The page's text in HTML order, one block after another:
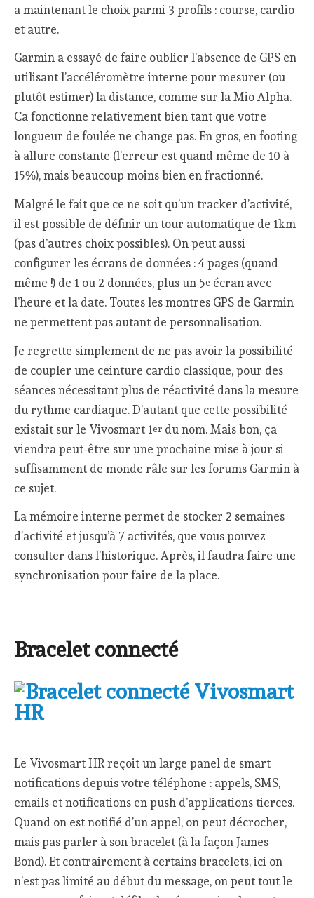
a maintenant le choix parmi 3 profils : course, cardio
et autre.
Garmin a essayé de faire oublier l’absence de GPS en
utilisant l’accéléromètre interne pour mesurer (ou
plutôt estimer) la distance, comme sur la Mio Alpha.
Ca fonctionne relativement bien tant que votre
longueur de foulée ne change pas. En gros, en footing
à allure constante (l’erreur est quand même de 10 à
15%), mais beaucoup moins bien en fractionné.
Malgré le fait que ce ne soit qu’un tracker d’activité,
il est possible de définir un tour automatique de 1km
(pas d’autres choix possibles). On peut aussi
configurer les écrans de données : 4 pages (quand
même !) de 1 ou 2 données, plus un 5e écran avec
l’heure et la date. Toutes les montres GPS de Garmin
ne permettent pas autant de personnalisation.
Je regrette simplement de ne pas avoir la possibilité
de coupler une ceinture cardio classique, pour des
séances nécessitant plus de réactivité dans la mesure
du rythme cardiaque. D’autant que cette possibilité
existait sur le Vivosmart 1er du nom. Mais bon, ça
viendra peut-être sur une prochaine mise à jour si
suffisamment de monde râle sur les forums Garmin à
ce sujet.
La mémoire interne permet de stocker 2 semaines
d’activité et jusqu’à 7 activités, que vous pouvez
consulter dans l’historique. Après, il faudra faire une
synchronisation pour faire de la place.
Bracelet connecté
Le Vivosmart HR reçoit un large panel de smart
notifications depuis votre téléphone : appels, SMS,
emails et notifications en push d’applications tierces.
Quand on est notifié d’un appel, on peut décrocher,
mais pas parler à son bracelet (à la façon James
Bond). Et contrairement à certains bracelets, ici on
n’est pas limité au début du message, on peut tout le